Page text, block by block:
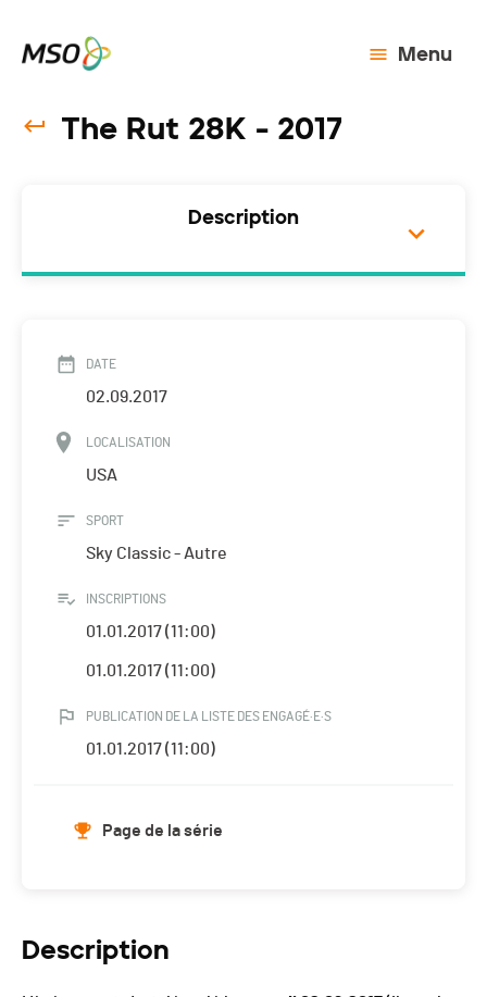
Menu
The Rut 28K - 2017
Description
DATE
02.09.2017
LOCALISATION
USA
SPORT
Sky Classic - Autre
INSCRIPTIONS
01.01.2017 (11:00)
01.01.2017 (11:00)
PUBLICATION DE LA LISTE DES ENGAGÉ·E·S
01.01.2017 (11:00)
Page de la série
Description